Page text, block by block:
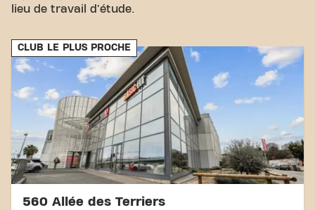
lieu de travail d'étude.
CLUB LE PLUS PROCHE
560 Allée des Terriers